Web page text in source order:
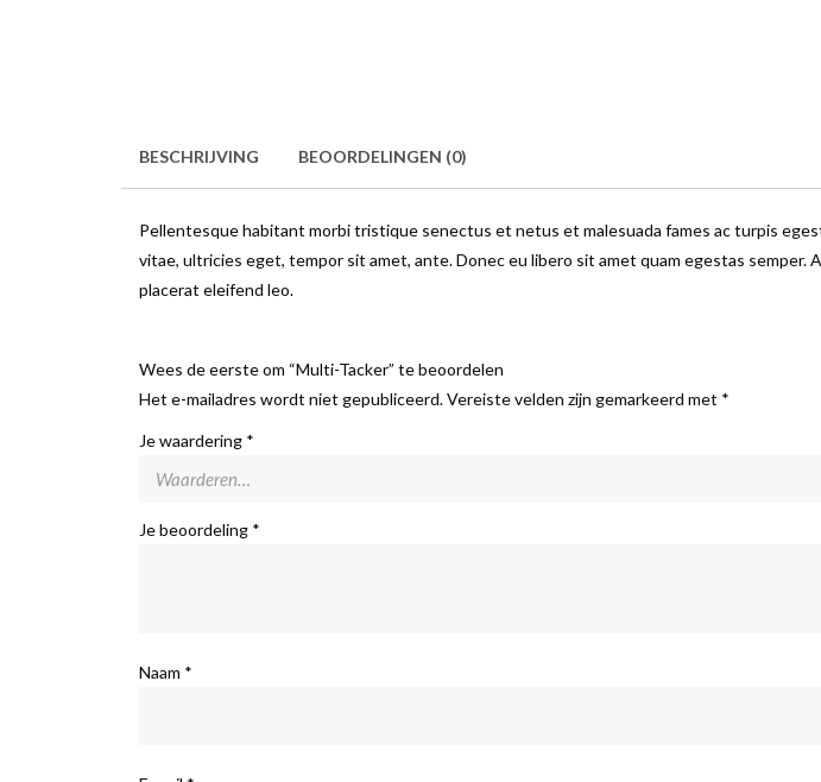
BESCHRIJVING BEOORDELINGEN (0)
Pellentesque habitant morbi tristique senectus et netus et malesuada fames ac turpis
vitae, ultricies eget, tempor sit amet, ante. Donec eu libero sit amet quam egestas semper.
placerat eleifend leo.
Wees de eerste om “Multi-Tacker” te beoordelen
Het e-mailadres wordt niet gepubliceerd.Vereiste velden zijn gemarkeerd met *
Je waardering *
Je beoordeling *
Naam *